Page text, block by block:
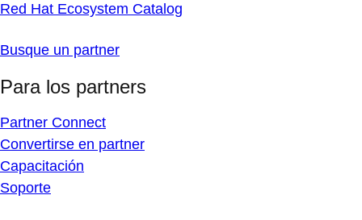
Red Hat Ecosystem Catalog
Busque un partner
Para los partners
Partner Connect
Convertirse en partner
Capacitación
Soporte